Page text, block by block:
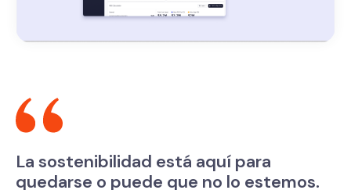
La sostenibilidad está aquí para
quedarse o puede que no lo estemos.